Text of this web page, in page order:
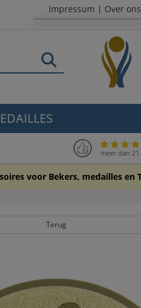
Impressum | Over ons
meer dan
voor Bekers, medailles en
Terug